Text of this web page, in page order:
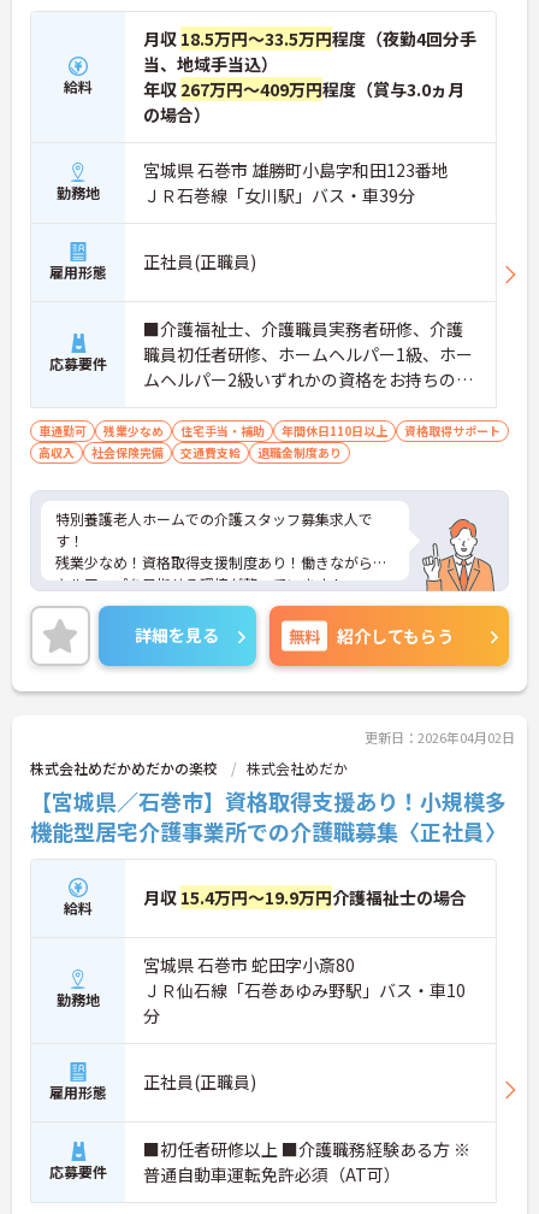
給料
月収 18.5万円～33.5万円程度（夜勤4回分手
当、地域手当込）
年収 267万円～409万円程度（賞与3.0ヵ月
の場合）
勤務地
宮城県 石巻市 雄勝町小島字和田123番地
ＪＲ石巻線「女川駅」バス・車39分
雇用形態 正社員(正職員)
応募要件
■介護福祉士、介護職員実務者研修、介護
職員初任者研修、ホームヘルパー1級、ホー
ムヘルパー2級いずれかの資格をお持ちの方
※介護福祉士尚可 ■普通自動車運転免許（A
T限定可）
車通勤可 残業少なめ 住宅手当・補助 年間休日110日以上
資格取得サポート
高収入
社会保険完備 交通費支給 退職金制度あり
特別養護老人ホームでの介護スタッフ募集求人で
す！
残業少なめ！資格取得支援制度あり！働きながらス
キルアップを目指せる環境が整っています！
ご興味ある方には、面接のポイントなど、さらに詳
細をお話致しますのでお気軽にご相談ください。
詳細を見る 無料 紹介してもらう
更新日：2026年04月02日
株式会社めだかめだかの楽校 株式会社めだか
【宮城県／石巻市】資格取得支援あり！小規模多
機能型居宅介護事業所での介護職募集〈正社員〉
給料 月収 15.4万円～19.9万円介護福祉士の場合
勤務地
宮城県 石巻市 蛇田字小斎80
ＪＲ仙石線「石巻あゆみ野駅」バス・車10
分
雇用形態 正社員(正職員)
応募要件
■初任者研修以上 ■介護職務経験ある方 ※
普通自動車運転免許必須（AT可）